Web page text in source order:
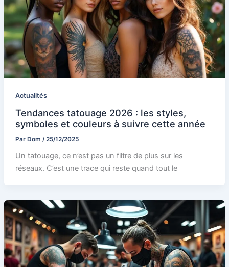
Actualités
Tendances tatouage 2026 : les styles,
symboles et couleurs à suivre cette année
Par Dom /25/12/2025
Un tatouage, ce n’est pas un filtre de plus sur les
réseaux. C’est une trace qui reste quand tout le